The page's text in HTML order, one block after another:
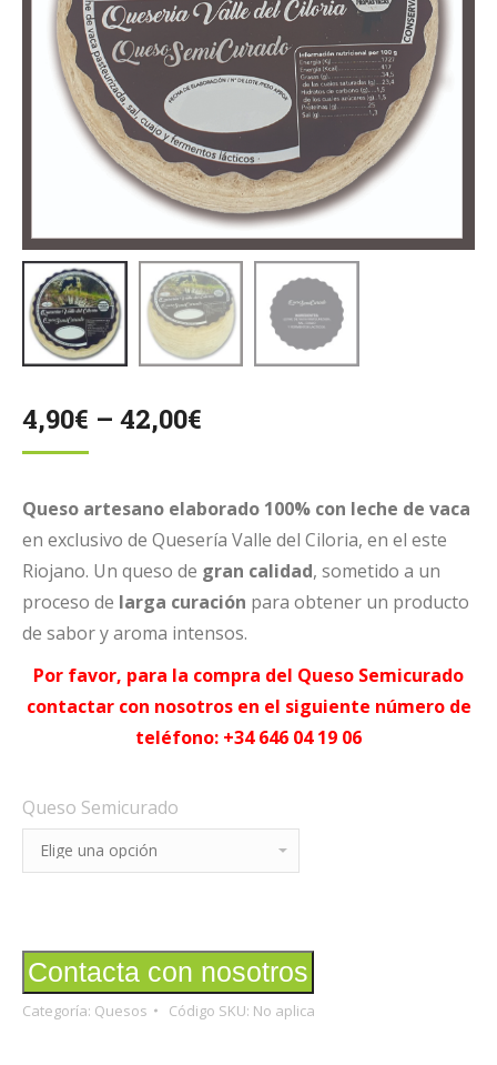
4,90€ – 42,00€
Queso artesano elaborado 100% con leche de vaca
en exclusivo de Quesería Valle del Ciloria, en el este
Riojano. Un queso de gran calidad, sometido a un
proceso de larga curación para obtener un producto
de sabor y aroma intensos.
Por favor, para la compra del Queso Semicurado
contactar con nosotros en el siguiente número de
teléfono: +34 646 04 19 06
Queso Semicurado
Contacta con nosotros
Categoría: Quesos Código SKU: No aplica